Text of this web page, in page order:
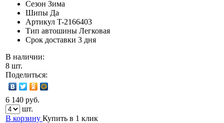
Сезон Зима
Шипы Да
Артикул T-2166403
Тип автошины Легковая
Срок доставки 3 дня
В наличии:
8 шт.
Поделиться:
6 140 руб.
шт.
В корзину Купить в 1 клик